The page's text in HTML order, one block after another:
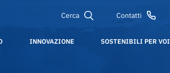
Cerca Contatti
INNOVAZIONE SOSTENIBILI PER VOI